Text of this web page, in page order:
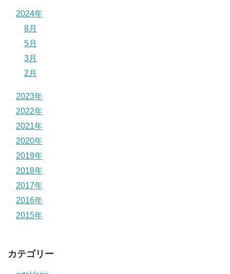
2024年
8月
5月
3月
2月
2023年
2022年
2021年
2020年
2019年
2018年
2017年
2016年
2015年
カテゴリー